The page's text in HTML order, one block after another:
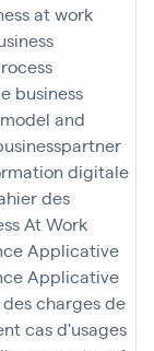
at work
business
and
digitale
des
At Work
Applicative
Applicative
charges de
cas d'usages